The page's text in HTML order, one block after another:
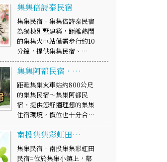
集集倍詩泰民宿
集集民宿‧集集倍詩泰民宿
為獨棟別墅建築，距離熱鬧
的集集火車站僅需步行約10
分鐘，提供集集民宿、…
集集阿都民宿．…
距離集集火車站約800公尺
的集集民宿～集集阿都民
宿，提供您舒適理想的集集
住宿環境，價位也十分合…
南投集集彩虹田…
集集民宿‧南投集集彩虹田
民宿=位於集集小鎮上，鄰